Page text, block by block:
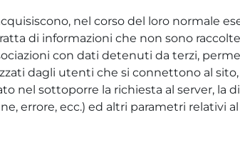
nel corso del loro normale
di informazioni che non sono
con dati detenuti da terzi,
dagli utenti che si connettono al
nel sottoporre la richiesta al server, la
errore, ecc.) ed altri parametri relativi